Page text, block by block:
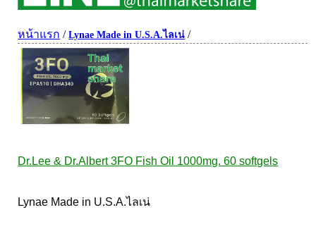
แผลเป็น หลุมสิว
สิวอุดตันหน้ามัน
ครีมกันแดด ปัญหาฝ้า กระ
ครีมหน้าใส
สุดฮิต เกาหลี
ข้อเสื่อม กระดูก
Maxxlife WellGate
SpringMate
Vitamate
Nature's Bounty
Glutapung
Nutri Master
หน้าแรก /Lynae Made in U.S.A.ไลเน่ /
Dr.Lee & Dr.Albert 3FO Fish Oil 1000mg. 60 softgels
Lynae Made in U.S.A.ไลเน่